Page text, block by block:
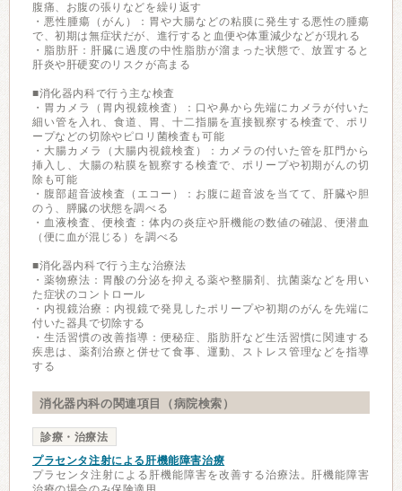
腹痛、お腹の張りなどを繰り返す
・悪性腫瘍（がん）：胃や大腸などの粘膜に発生する悪性の腫瘍
で、初期は無症状だが、進行すると血便や体重減少などが現れる
・脂肪肝：肝臓に過度の中性脂肪が溜まった状態で、放置すると
肝炎や肝硬変のリスクが高まる
■消化器内科で行う主な検査
・胃カメラ（胃内視鏡検査）：口や鼻から先端にカメラが付いた
細い管を入れ、食道、胃、十二指腸を直接観察する検査で、ポリ
ープなどの切除やピロリ菌検査も可能
・大腸カメラ（大腸内視鏡検査）：カメラの付いた管を肛門から
挿入し、大腸の粘膜を観察する検査で、ポリープや初期がんの切
除も可能
・腹部超音波検査（エコー）：お腹に超音波を当てて、肝臓や胆
のう、膵臓の状態を調べる
・血液検査、便検査：体内の炎症や肝機能の数値の確認、便潜血
（便に血が混じる）を調べる
■消化器内科で行う主な治療法
・薬物療法：胃酸の分泌を抑える薬や整腸剤、抗菌薬などを用い
た症状のコントロール
・内視鏡治療：内視鏡で発見したポリープや初期のがんを先端に
付いた器具で切除する
・生活習慣の改善指導：便秘症、脂肪肝など生活習慣に関連する
疾患は、薬剤治療と併せて食事、運動、ストレス管理などを指導
する
消化器内科の関連項目（病院検索）
診療・治療法
プラセンタ注射による肝機能障害治療
プラセンタ注射による肝機能障害を改善する治療法。肝機能障害